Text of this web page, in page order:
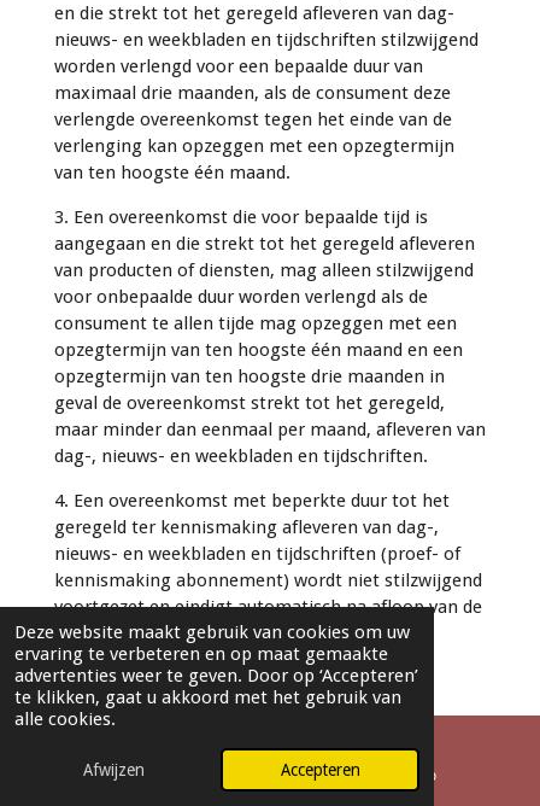
Deze website maakt gebruik van cookies om uw
ervaring te verbeteren en op maat gemaakte
advertenties weer te geven. Door op ‘Accepteren’
te klikken, gaat u akkoord met het gebruik van
alle cookies.
Afwijzen Accepteren
en die strekt tot het geregeld afleveren van dag-
nieuws- en weekbladen en tijdschriften stilzwijgend
worden verlengd voor een bepaalde duur van
maximaal drie maanden, als de consument deze
verlengde overeenkomst tegen het einde van de
verlenging kan opzeggen met een opzegtermijn
van ten hoogste één maand.
3. Een overeenkomst die voor bepaalde tijd is
aangegaan en die strekt tot het geregeld afleveren
van producten of diensten, mag alleen stilzwijgend
voor onbepaalde duur worden verlengd als de
consument te allen tijde mag opzeggen met een
opzegtermijn van ten hoogste één maand en een
opzegtermijn van ten hoogste drie maanden in
geval de overeenkomst strekt tot het geregeld,
maar minder dan eenmaal per maand, afleveren van
dag-, nieuws- en weekbladen en tijdschriften.
4. Een overeenkomst met beperkte duur tot het
geregeld ter kennismaking afleveren van dag-,
nieuws- en weekbladen en tijdschriften (proef- of
kennismaking abonnement) wordt niet stilzwijgend
voortgezet en eindigt automatisch na afloop van de
proef- of kennismakingsperiode.
Duur
1. Als een overeenkomst een duur van meer dan een
jaar heeft, mag de consument na een jaar de
overeenkomst te allen tijde met een opzegtermijn
E-mailadres WhatsApp